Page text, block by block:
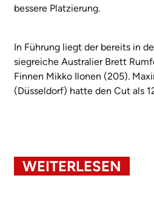
bessere Platzierung.
In Führung liegt der bereits in
siegreiche Australier Brett
Finnen Mikko Ilonen (205).
(Düsseldorf) hatte den Cut als
WEITERLESEN